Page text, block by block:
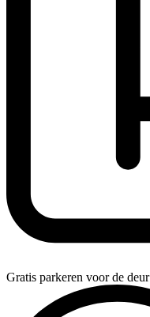
Gratis parkeren voor de deur